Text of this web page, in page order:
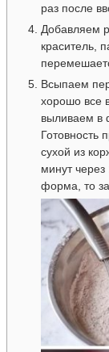
раз после
Добавляем
краситель,
Всыпаем
хорошо все
выливаем в
Готовность
сухой из
минут
форма, то